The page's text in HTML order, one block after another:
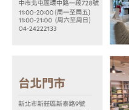
易，需依本服務之必要範圍內提
權轉讓予恩沛科技股份有限公司。
２．關於個人資料處理事宜，請瀏
「AFTEE先享後付」，若未經同意
４．使用「AFTEE先享後付」時
時審查核予不同之上限額度；若
請求用戶進行身份認證。